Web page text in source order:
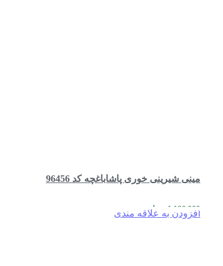
مینی شیرینی خوری پاشاباغچه کد 96456
1,190,000 تومان
افزودن به علاقه مندی